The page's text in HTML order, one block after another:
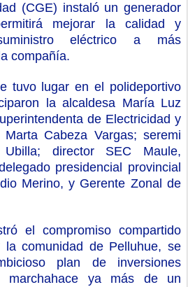
(CGE) instaló ungenerador
mejorar la calidad y
eléctrico a más
compañía.
tuvo lugaren el polideportivo
laa lcaldesa María Luz
a de Electricidad y
Marta Cabeza Vargas; seremi
director SEC Maule,
presidencial provincial
Merino,y Gerente Zonal de
el compromiso compartido
comunidad de Pelluhue, se
plan de inversiones
hace ya más de un